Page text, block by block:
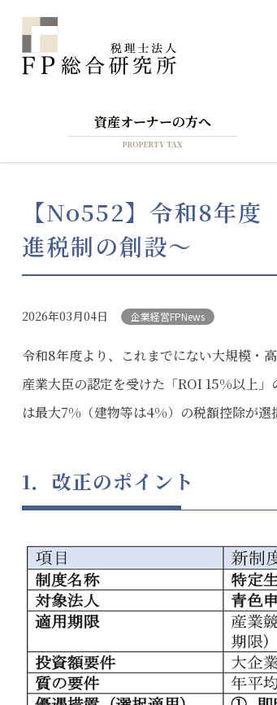
資産オーナーの方へ
PROPERTY TAX
【No552】令和8年
進税制の創設～
2026年03月04日 企業経営FPNews
令和8年度より、これまでにない大規模・
産業大臣の認定を受けた「ROI 15%以上
は最大7%（建物等は4%）の税額控除が選
1．改正のポイント